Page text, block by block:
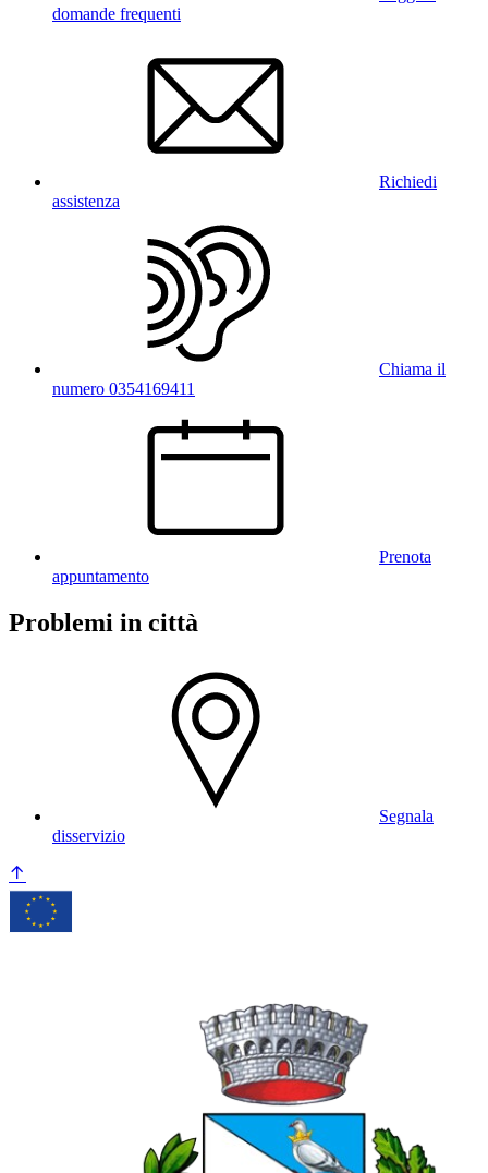
domande frequenti
Richiedi
assistenza
Chiama il
numero 0354169411
Prenota
appuntamento
Problemi in città
Segnala
disservizio